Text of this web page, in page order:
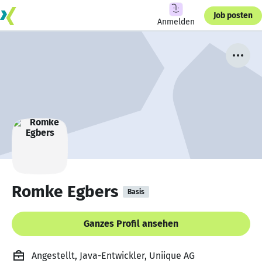
Anmelden
Job posten
Romke Egbers Basis
Ganzes Profil ansehen
Angestellt, Java-Entwickler, Uniique AG